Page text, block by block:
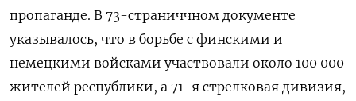
пропаганде. В 73-страниччном документе
указывалось, что в борьбе с финскими и
немецкими войсками участвовали около 100 000
жителей республики, а 71-я стрелковая дивизия,